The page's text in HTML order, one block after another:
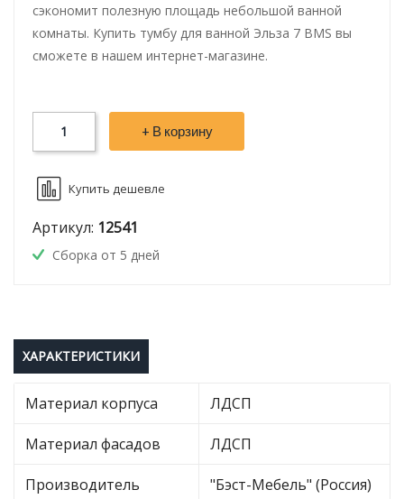
сэкономит полезную площадь небольшой ванной
комнаты. Купить тумбу для ванной Эльза 7 BMS вы
сможете в нашем интернет-магазине.
+ В корзину
Купить дешевле
Артикул: 12541
Сборка от 5 дней
ХАРАКТЕРИСТИКИ
Материал корпуса ЛДСП
Материал фасадов ЛДСП
Производитель "Бэст-Мебель" (Россия)